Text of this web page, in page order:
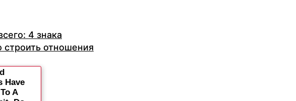
4 знака
отношения